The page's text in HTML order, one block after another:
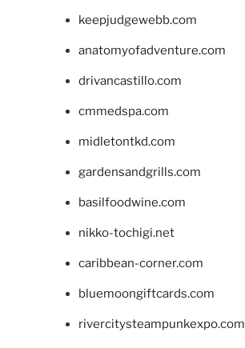
keepjudgewebb.com
anatomyofadventure.com
drivancastillo.com
cmmedspa.com
midletontkd.com
gardensandgrills.com
basilfoodwine.com
nikko-tochigi.net
caribbean-corner.com
bluemoongiftcards.com
rivercitysteampunkexpo.com